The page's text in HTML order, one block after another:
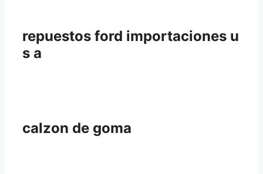
repuestos ford importaciones u
s a
calzon de goma